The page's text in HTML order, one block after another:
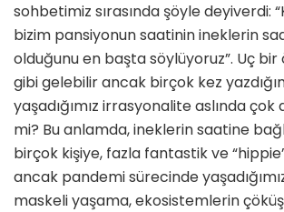
sohbetimiz sırasında şöyle deyiverdi:
bizim pansiyonun saatinin ineklerin
olduğunu en başta söylüyoruz”. Uç
gibi gelebilir ancak birçok kez
yaşadığımız irrasyonalite as­lında
mi? Bu an­lamda, ineklerin saatine
birçok kişiye, fazla fantastik ve
ancak pande­mi sürecinde
maskeli yaşama, ekosistemlerin